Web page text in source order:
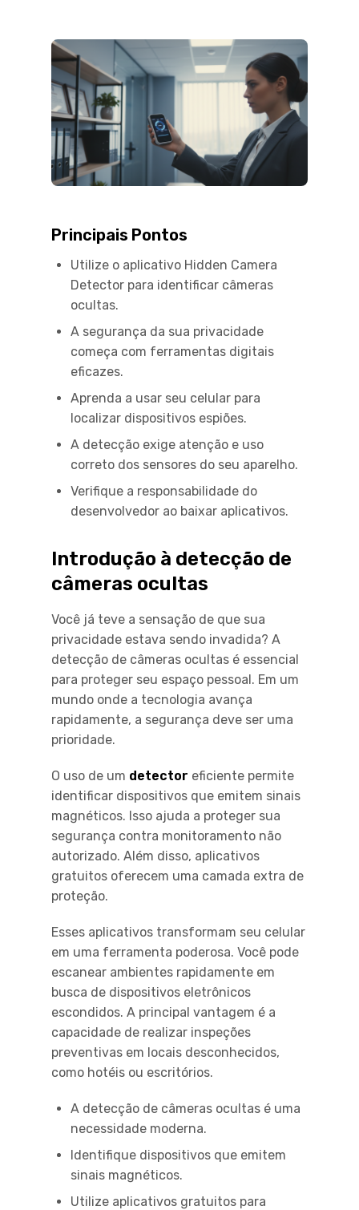
Principais Pontos
Utilize o aplicativo Hidden Camera
Detector para identificar câmeras
ocultas.
A segurança da sua privacidade
começa com ferramentas digitais
eficazes.
Aprenda a usar seu celular para
localizar dispositivos espiões.
A detecção exige atenção e uso
correto dos sensores do seu aparelho.
Verifique a responsabilidade do
desenvolvedor ao baixar aplicativos.
Introdução à detecção de
câmeras ocultas
Você já teve a sensação de que sua
privacidade estava sendo invadida? A
detecção de câmeras ocultas é essencial
para proteger seu espaço pessoal. Em um
mundo onde a tecnologia avança
rapidamente, a segurança deve ser uma
prioridade.
O uso de um detector eficiente permite
identificar dispositivos que emitem sinais
magnéticos. Isso ajuda a proteger sua
segurança contra monitoramento não
autorizado. Além disso, aplicativos
gratuitos oferecem uma camada extra de
proteção.
Esses aplicativos transformam seu celular
em uma ferramenta poderosa. Você pode
escanear ambientes rapidamente em
busca de dispositivos eletrônicos
escondidos. A principal vantagem é a
capacidade de realizar inspeções
preventivas em locais desconhecidos,
como hotéis ou escritórios.
A detecção de câmeras ocultas é uma
necessidade moderna.
Identifique dispositivos que emitem
sinais magnéticos.
Utilize aplicativos gratuitos para